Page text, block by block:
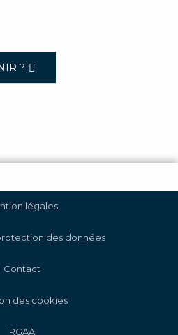
?
légales
des données
Contact
des cookies
RGAA